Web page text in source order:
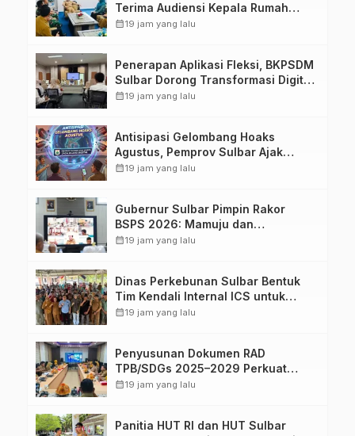
Terima Audiensi Kepala Rumah
Sakit TK. III Punggawa Malolo
calendar_month19 jam yang lalu
Penerapan Aplikasi Fleksi, BKPSDM
Sulbar Dorong Transformasi Digital
Sistem Kehadiran ASN
calendar_month19 jam yang lalu
Antisipasi Gelombang Hoaks
Agustus, Pemprov Sulbar Ajak
Warga Jaga Ruang Digital
calendar_month19 jam yang lalu
Gubernur Sulbar Pimpin Rakor
BSPS 2026: Mamuju dan
Pasangkayu Masih Nol Realisasi
calendar_month19 jam yang lalu
Dinas Perkebunan Sulbar Bentuk
Tim Kendali Internal ICS untuk
Dukung Sertifikasi ISPO Pekebun di
calendar_month19 jam yang lalu
Penyusunan Dokumen RAD
TPB/SDGs 2025–2029 Perkuat
Arah Pembangunan Berkelanjutan
calendar_month19 jam yang lalu
Panitia HUT RI dan HUT Sulbar